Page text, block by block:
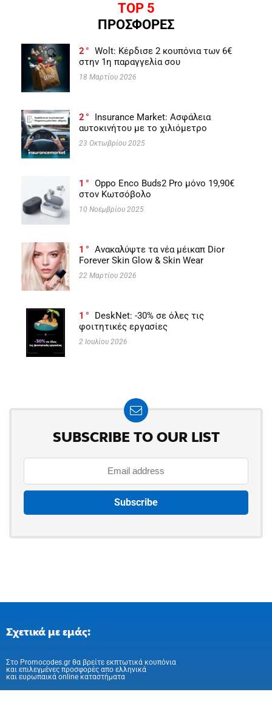
TOP 5
ΠΡΟΣΦΟΡΕΣ
2
Wolt: Κέρδισε 2 κουπόνια των 6€
στην 1η παραγγελία σου
18 Μαρτίου 2026
2
Insurance Market: Ασφάλεια
αυτοκινήτου με το χιλιόμετρο
23 Οκτωβρίου 2025
1
Oppo Enco Buds2 Pro μόνο 19,90€
στον Κωτσόβολο
10 Νοεμβρίου 2025
1
Ανακαλύψτε τα νέα μέικαπ Dior
Forever Skin Glow & Skin Wear
22 Μαρτίου 2026
1
DeskNet: -30% σε όλες τις
φοιτητικές εργασίες
2 Ιουλίου 2026
SUBSCRIBE TO OUR LIST
Σχετικά με εμάς:
Στo Promocodes.gr θα βρείτε εκπτωτικά κουπόνια
και επιλεγμένες προσφορές απο ελληνικά
και ευρωπαικά online καταστήματα